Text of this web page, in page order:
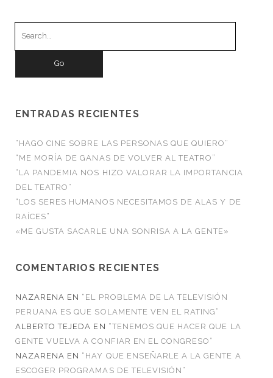
ENTRADAS RECIENTES
“HAGO CINE SOBRE LAS PERSONAS QUE QUIERO”
“ME MORÍA DE GANAS DE VOLVER AL TEATRO”
“LA PANDEMIA NOS HIZO VALORAR LA IMPORTANCIA
DEL TEATRO”
“LOS SERES HUMANOS NECESITAMOS DE ALAS Y DE
RAÍCES”
«ME GUSTA SACARLE UNA SONRISA A LA GENTE»
COMENTARIOS RECIENTES
NAZARENA EN “EL PROBLEMA DE LA TELEVISIÓN
PERUANA ES QUE SOLAMENTE VEN EL RATING”
ALBERTO TEJEDA EN “TENEMOS QUE HACER QUE LA
GENTE VUELVA A CONFIAR EN EL CONGRESO”
NAZARENA EN “HAY QUE ENSEÑARLE A LA GENTE A
ESCOGER PROGRAMAS DE TELEVISIÓN”